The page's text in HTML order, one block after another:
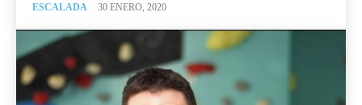
ESCALADA 30 ENERO, 2020